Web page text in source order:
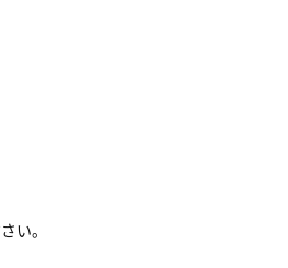
い。